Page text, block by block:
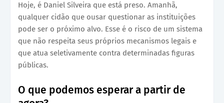
Hoje, é Daniel Silveira que está preso. Amanhã,
qualquer cidão que ousar questionar as instituições
pode ser o próximo alvo. Esse é o risco de um sistema
que não respeita seus próprios mecanismos legais e
que atua seletivamente contra determinadas figuras
públicas.
O que podemos esperar a partir de